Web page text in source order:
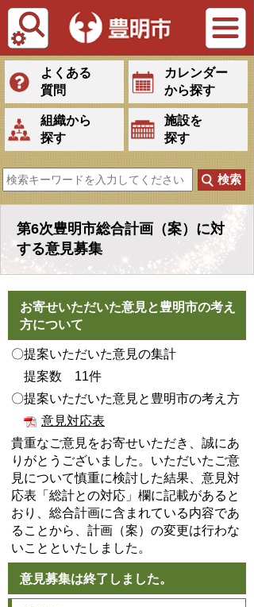
Tiếng Việt
よくある
質問
カレンダー
から探す
組織から
探す
施設を
探す
第6次豊明市総合計画（案）に対
する意見募集
お寄せいただいた意見と豊明市の考え
方について
〇提案いただいた意見の集計
提案数 11件
〇提案いただいた意見と豊明市の考え方
意見対応表
貴重なご意見をお寄せいただき、誠にあ
りがとうございました。いただいたご意
見について慎重に検討した結果、意見対
応表「総計との対応」欄に記載があると
おり、総合計画に含まれている内容であ
ることから、計画（案）の変更は行わな
いことといたしました。
意見募集は終了しました。